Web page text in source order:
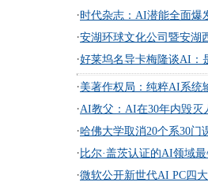
·时代杂志：AI潜能全面爆
·安湖环球文化公司暨安湖
·好莱坞名导卡梅隆谈AI：
·美著作权局：纯粹AI系统
·AI教父：AI在30年内毁灭
·哈佛大学取消20个系30门
· 比尔·盖茨认证的AI领域
·微软公开新世代AI PC四